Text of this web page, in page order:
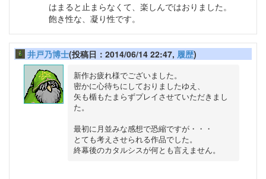
はまると止まらなくて、楽しんではおりました。
飽き性な、凝り性です。
井戸乃博士(投稿日：2014/06/14 22:47, 履歴)
新作お疲れ様でございました。
密かに心待ちにしておりましたゆえ、
矢も楯もたまらずプレイさせていただきまし
た。
最初に月並みな感想で恐縮ですが・・・
とても考えさせられる作品でした。